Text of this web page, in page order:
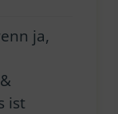
ja,
ist